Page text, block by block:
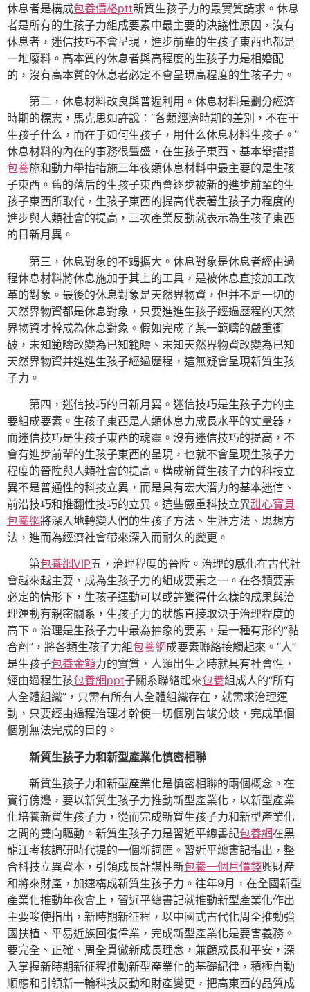
休息者是構成包養價格ptt新質生孩子力的最實質請求。休息
者是所有的生孩子力組成要素中最主要的決議性原因，沒有
休息者，迷信技巧不會呈現，進步前輩的生孩子東西也都是
一堆廢料。高本質的休息者與高程度的生孩子力是相婚配
的，沒有高本質的休息者必定不會呈現高程度的生孩子力。
第二，休息材料改良與普遍利用。休息材料是劃分經濟
時期的標志，馬克思如許說：“各類經濟時期的差別，不在于
生孩子什么，而在于如何生孩子，用什么休息材料生孩子。”
休息材料的內在的事務很豐盛，在生孩子東西、基本舉措措
包養施和動力舉措措施三年夜類休息材料中最主要的是生孩
子東西。舊的落后的生孩子東西會逐步被新的進步前輩的生
孩子東西所取代，生孩子東西的提高代表著生孩子力程度的
進步與人類社會的提高，三次產業反動就表示為生孩子東西
的日新月異。
第三，休息對象的不竭擴大。休息對象是休息者經由過
程休息材料將休息施加于其上的工具，是被休息直接加工改
革的對象。最後的休息對象是天然界物資，但并不是一切的
天然界物資都是休息對象，只要進進生孩子經過歷程的天然
界物資才幹成為休息對象。假如完成了某一範疇的嚴重衝
破，未知範疇改變為已知範疇、未知天然界物資改變為已知
天然界物資并進進生孩子經過歷程，這無疑會呈現新質生孩
子力。
第四，迷信技巧的日新月異。迷信技巧是生孩子力的主
要組成要素。生孩子東西是人類休息力成長水平的丈量器，
而迷信技巧是生孩子東西的魂靈。沒有迷信技巧的提高，不
會有進步前輩的生孩子東西的呈現，也就不會呈現生孩子力
程度的晉陞與人類社會的提高。構成新質生孩子力的科技立
異不是普通性的科技立異，而是具有宏大潛力的基本迷信、
前沿技巧和推翻性技巧的立異。這些嚴重科技立異甜心寶貝
包養網將深入地轉變人們的生孩子方法、生涯方法、思想方
法，進而為經濟社會帶來深入而耐久的變更。
第包養網VIP五，治理程度的晉陞。治理的感化在古代社
會越來越主要，成為生孩子力的組成要素之一。在各類要素
必定的情形下，生孩子運動可以或許獲得什么樣的成果與治
理運動有親密關系，生孩子力的狀態直接取決于治理程度的
高下。治理是生孩子力中最為抽象的要素，是一種有形的“黏
合劑”，將各類生孩子力組包養網成要素聯絡接觸起來。“人”
是生孩子包養金額力的實質，人類出生之時就具有社會性，
經由過程生孩包養網ppt子關系聯絡起來包養組成人的“所有
人全體組織”，只需有所有人全體組織存在，就需求治理運
動，只要經由過程治理才幹使一切個別告竣分歧，完成單個
個別無法完成的目的。
新質生孩子力和新型產業化慎密相聯
新質生孩子力和新型產業化是慎密相聯的兩個概念。在
實行傍邊，要以新質生孩子力推動新型產業化，以新型產業
化培養新質生孩子力，從而完成新質生孩子力和新型產業化
之間的雙向驅動。新質生孩子力是習近平總書記包養網在黑
龍江考核調研時代提的一個新詞匯。習近平總書記指出，整
合科技立異資本，引領成長計謀性新包養一個月價錢興財產
和將來財產，加速構成新質生孩子力。往年9月，在全國新型
產業化推動年夜會上，習近平總書記就推動新型產業化作出
主要唆使指出，新時期新征程，以中國式古代化周全推動強
國扶植、平易近族回復偉業，完成新型產業化是要害義務。
要完全、正確、周全貫徹新成長理念，兼顧成長和平安，深
入掌握新時期新征程推動新型產業化的基礎紀律，積極自動
順應和引領新一輪科技反動和財產變更，把高東西的品質成